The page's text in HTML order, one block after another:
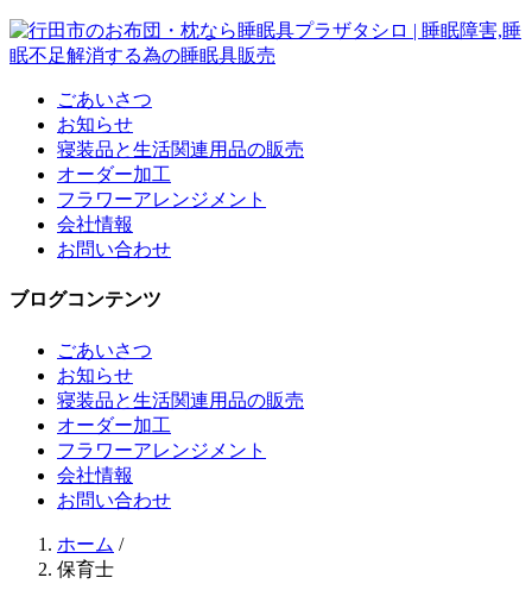
ごあいさつ
お知らせ
寝装品と生活関連用品の販売
オーダー加工
フラワーアレンジメント
会社情報
お問い合わせ
ブログコンテンツ
ごあいさつ
お知らせ
寝装品と生活関連用品の販売
オーダー加工
フラワーアレンジメント
会社情報
お問い合わせ
ホーム /
保育士